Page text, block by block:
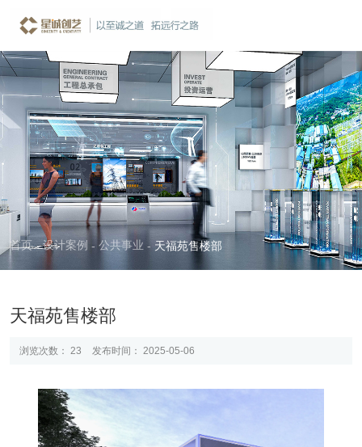
案例详情
CASE
首页-设计案例 - 公共事业 - 天福苑售楼部
天福苑售楼部
浏览次数： 23 发布时间： 2025-05-06